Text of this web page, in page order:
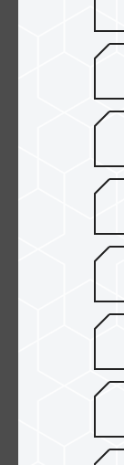
1. 如果你优
虽然市
小，但
值得一
功能的
吸强度
果可能
2. 如果你优
microSD卡
十铨科技
UHS-I
ULTRA
携、易